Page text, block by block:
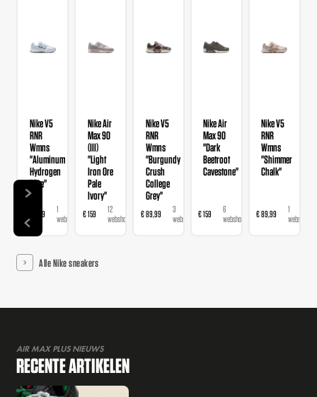
Nike V5
RNR
Wmns
"Aluminum
Hydrogen
Blue"
€ 89,99
1
webshop
Nike Air
Max 90
(III)
"Light
Iron Ore
Pale
Ivory"
€ 159
12
webshops
Nike V5
RNR
Wmns
"Burgundy
Crush
College
Grey"
€ 89,99
3
webshops
Nike Air
Max 90
"Dark
Beetroot
Cavestone"
€ 159
6
webshops
Nike V5
RNR
Wmns
"Shimmer
Chalk"
€ 89,99
1
webshop
Alle Nike sneakers
AIR MAX PLUS NIEUWS
RECENTE ARTIKELEN